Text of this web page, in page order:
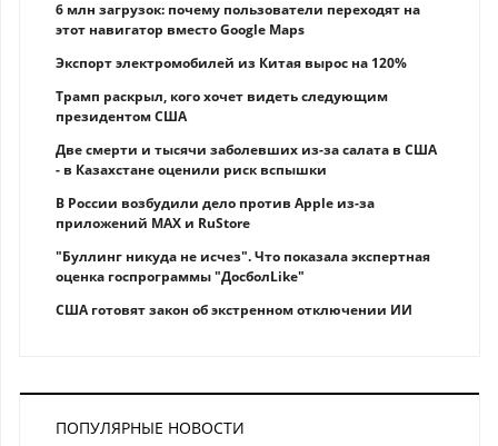
6 млн загрузок: почему пользователи переходят на
этот навигатор вместо Google Maps
Экспорт электромобилей из Китая вырос на 120%
Трамп раскрыл, кого хочет видеть следующим
президентом США
Две смерти и тысячи заболевших из-за салата в США
- в Казахстане оценили риск вспышки
В России возбудили дело против Apple из-за
приложений MAX и RuStore
"Буллинг никуда не исчез". Что показала экспертная
оценка госпрограммы "ДосболLike"
США готовят закон об экстренном отключении ИИ
ПОПУЛЯРНЫЕ НОВОСТИ